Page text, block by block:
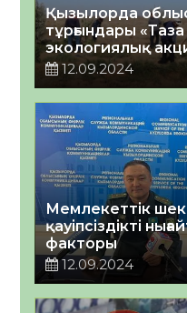
Қызылорда
тұрғындары
экологиялық
белсенділік
12.09.2024
Мемлекеттік
қауіпсіздікті
факторы
12.09.2024